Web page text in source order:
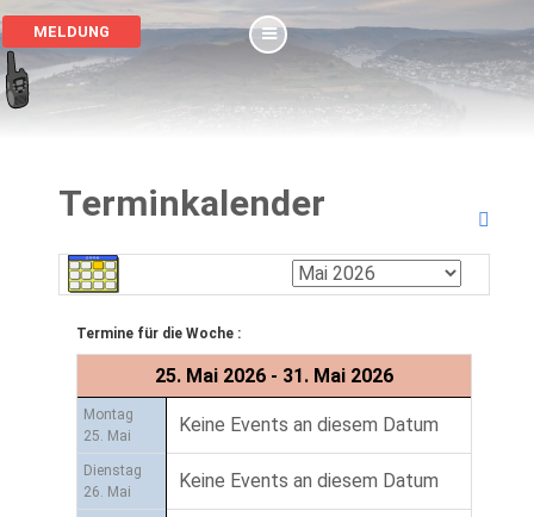
MELDUNG
Terminkalender
Termine für die Woche :
25. Mai 2026 - 31. Mai 2026
Montag
25. Mai
Keine Events an diesem Datum
Dienstag
26. Mai
Keine Events an diesem Datum